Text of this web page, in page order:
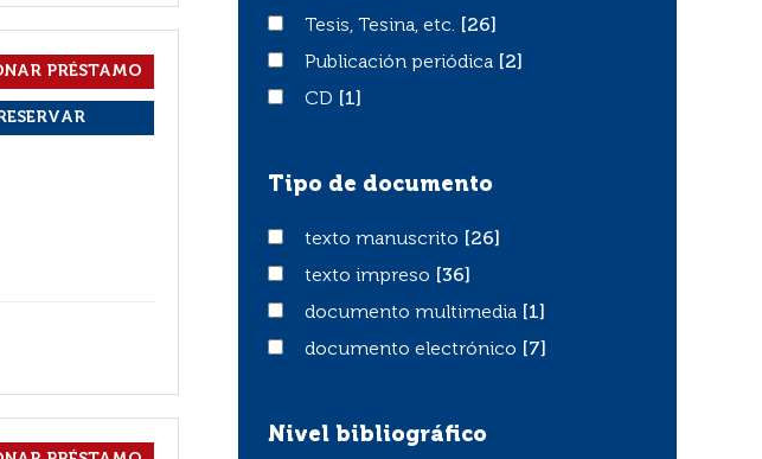
Tesis, Tesina, etc.
Tesis, Tesina, etc.
[26]
Publicación periódica
Publicación periódica
[2]
CD
CD [1]
Tipo de documento
texto manuscrito
texto manuscrito
[26]
texto impreso
texto impreso
[36]
documento multimedia
documento multimedia
[1]
documento electrónico
documento electrónico [7]
Nivel bibliográfico